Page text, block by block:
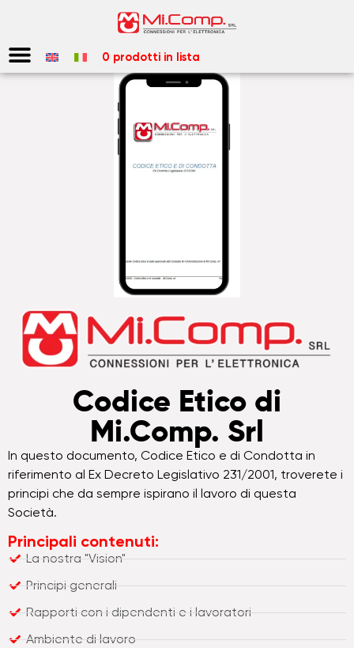
0 prodotti in lista
Codice Etico di
Mi.Comp. Srl
In questo documento, Codice Etico e di Condotta in
riferimento al Ex Decreto Legislativo 231/2001, troverete i
principi che da sempre ispirano il lavoro di questa
Società.
Principali contenuti:
La nostra "Vision"
Principi generali
Rapporti con i dipendenti e i lavoratori
Ambiente di lavoro